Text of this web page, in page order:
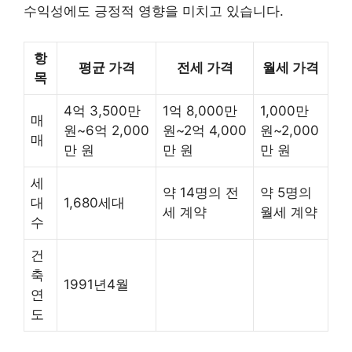
수익성에도 긍정적 영향을 미치고 있습니다.
항
목
평균 가격 전세 가격 월세 가격
매
매
4억 3,500만
원~6억 2,000
만 원
1억 8,000만
원~2억 4,000
만 원
1,000만
원~2,000
만 원
세
대
수
1,680세대
약 14명의 전
세 계약
약 5명의
월세 계약
건
축
연
도
1991년4월